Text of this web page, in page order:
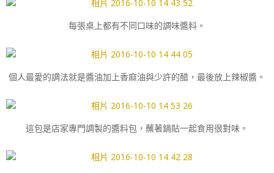
每張桌上都有不同口味的調味醬料。
個人最愛的調法就是醬油加上香麻油與少許的醋，最後放上辣椒醬。
這包是店家專門調製的醬料包，蘸著鍋貼一起食用很對味。